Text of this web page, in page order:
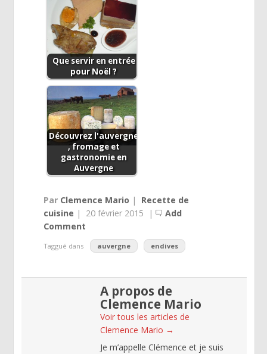
Que servir en entrée
pour Noël ?
Découvrez l'auvergne
, fromage et
gastronomie en
Auvergne
Par Clemence Mario | Recette de
cuisine | 20 février 2015 |
Add
Comment
Taggué dans auvergne endives
A propos de
Clemence Mario
Voir tous les articles de
Clemence Mario →
Je m’appelle Clémence et je suis